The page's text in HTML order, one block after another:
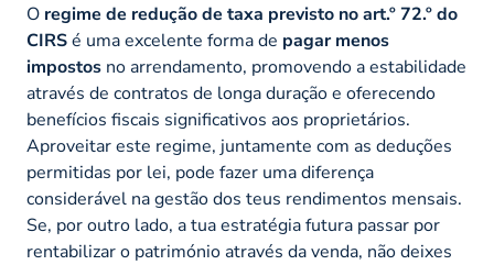
O regime de redução de taxa previsto no art.º 72.º do
CIRSé uma excelente forma de pagar menos
impostos no arrendamento, promovendo a estabilidade
através de contratos de longa duração e oferecendo
benefícios fiscais significativos aos proprietários.
Aproveitar este regime, juntamente com as deduções
permitidas por lei, pode fazer uma diferença
considerável na gestão dos teus rendimentos mensais.
Se, por outro lado, a tua estratégia futura passar por
rentabilizar o património através da venda, não deixes